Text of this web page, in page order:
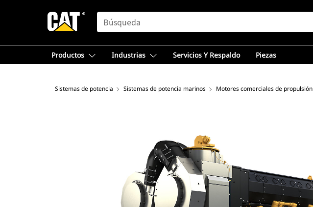
SEARCH
Productos Industrias Servicios Y Respaldo Piezas
Sistemas de potencia Sistemas de potencia marinos Motores comerciales de propulsión